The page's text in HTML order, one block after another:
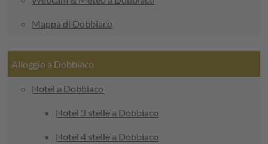
Mappa di Dobbiaco
Alloggio a Dobbiaco
Hotel a Dobbiaco
Hotel 3 stelle a Dobbiaco
Hotel 4 stelle a Dobbiaco